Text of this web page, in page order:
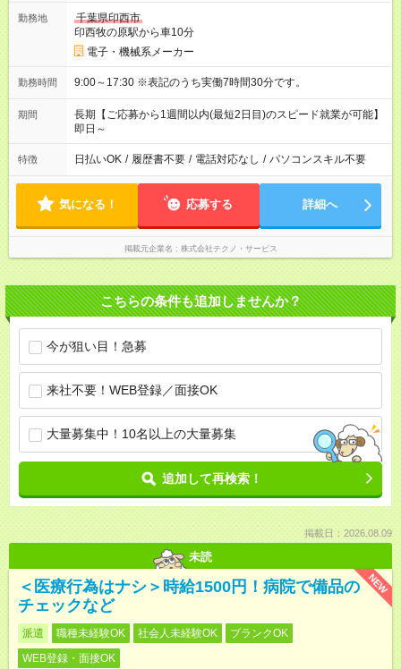
勤務地
千葉県印西市
印西牧の原駅から車10分
電子・機械系メーカー
勤務時間 9:00～17:30 ※表記のうち実働7時間30分です。
期間
長期【ご応募から1週間以内(最短2日目)のスピード就業が可能】
即日～
特徴 日払いOK / 履歴書不要 / 電話対応なし / パソコンスキル不要
気になる！ 応募する 詳細へ
掲載元企業名 株式会社テクノ・サービス
こちらの条件も追加しませんか？
今が狙い目！急募
来社不要！WEB登録／面接OK
大量募集中！10名以上の大量募集
追加して再検索！
掲載日：2026.08.09
未読
NEW
＜医療行為はナシ＞時給1500円！病院で備品の
チェックなど
派遣 職種未経験OK 社会人未経験OK
ブランクOK
WEB登録・面接OK